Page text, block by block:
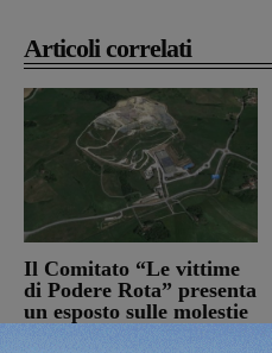
Articoli correlati
Il Comitato “Le vittime
di Podere Rota” presenta
un esposto sulle molestie